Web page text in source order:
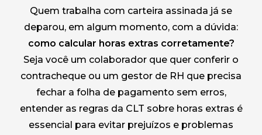
Quem trabalha com carteira assinada já se
deparou, em algum momento, com a dúvida:
como calcular horas extras corretamente?
Seja você um colaborador que quer conferir o
contracheque ou um gestor de RH que precisa
fechar a folha de pagamento sem erros,
entender as regras da CLT sobre horas extras é
essencial para evitar prejuízos e problemas